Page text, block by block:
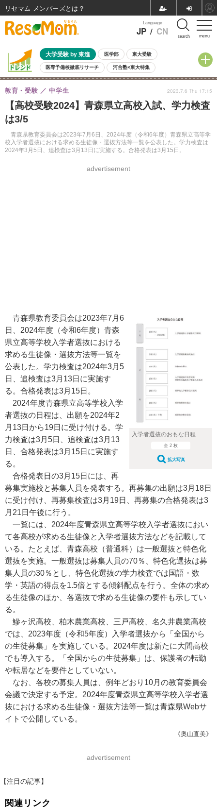
menu
Language
JP / CN search
大学受験 by 東進 医学部 東大受験
医専予備校徹底リサーチ 河合塾×東大特集
親子で考える大学選び 高校受験 中学受験 小学校受験
共通テスト 夏休み
8月開催イベント・WS 全国公立高校 過去問 人気記事
自由研究教材（小学生向け）
【高校受験2024】青森県立高校入試、学力検査
は3/5
青森県教育委員会は2023年7月6日、2024年度（令和6年度）青森県立高等学
校入学者選抜における求める生徒像・選抜方法等一覧を公表した。学力検査は
2024年3月5日、追検査は3月13日に実施する。合格発表は3月15日。
教育・受験 中学生
advertisement
2023.7.6 Thu 17:15
入学者選抜のおもな日程
全 2 枚
拡大写真
青森県教育委員会は2023年7月6
日、2024年度（令和6年度）青森
県立高等学校入学者選抜における
求める生徒像・選抜方法等一覧を
公表した。学力検査は2024年3月5
日、追検査は3月13日に実施す
る。合格発表は3月15日。
2024年度青森県立高等学校入学
者選抜の日程は、出願を2024年2
月13日から19日に受け付ける。学
力検査は3月5日、追検査は3月13
日、合格発表は3月15日に実施す
る。
合格発表日の3月15日には、再
募集実施校と募集人員を発表する。再募集の出願は3月18日
に受け付け、再募集検査は3月19日、再募集の合格発表は3
月21日午後に行う。
一覧には、2024年度青森県立高等学校入学者選抜におい
て各高校が求める生徒像と入学者選抜方法などを記載して
いる。たとえば、青森高校（普通科）は一般選抜と特色化
選抜を実施。一般選抜は募集人員の70％、特色化選抜は募
集人員の30％とし、特色化選抜の学力検査では国語・数
学・英語の得点を1.5倍とする傾斜配点を行う。全体の求め
る生徒像のほか、各選抜で求める生徒像の要件も示してい
る。
鰺ヶ沢高校、柏木農業高校、三戸高校、名久井農業高校
では、2023年度（令和5年度）入学者選抜から「全国から
の生徒募集」を実施している。2024年度は新たに大間高校
でも導入する。「全国からの生徒募集」は、保護者の転勤
や転居などを要件としていない。
なお、各校の募集人員は、例年どおり10月の教育委員会
会議で決定する予定。2024年度青森県立高等学校入学者選
抜における求める生徒像・選抜方法等一覧は青森県Webサ
イトで公開している。
《奥山直美》
advertisement
【注目の記事】
関連リンク
リセマム メンバーズ